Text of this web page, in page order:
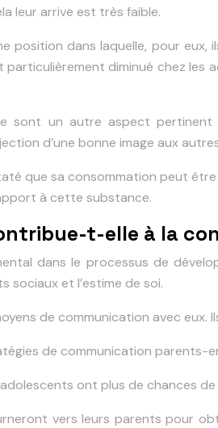
leur arrive est très faible.
position dans laquelle, pour
particulièrement diminué chez
sont un autre aspect
d’une bonne image aux
que sa consommation peut
à cette substance.
t-elle à la
dans le processus de
sociaux et l’estime de soi.
de communication avec
de communication parents-
ont plus de chances
vers leurs parents pour